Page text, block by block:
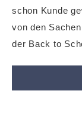
schon Kunde
von den
der Back to